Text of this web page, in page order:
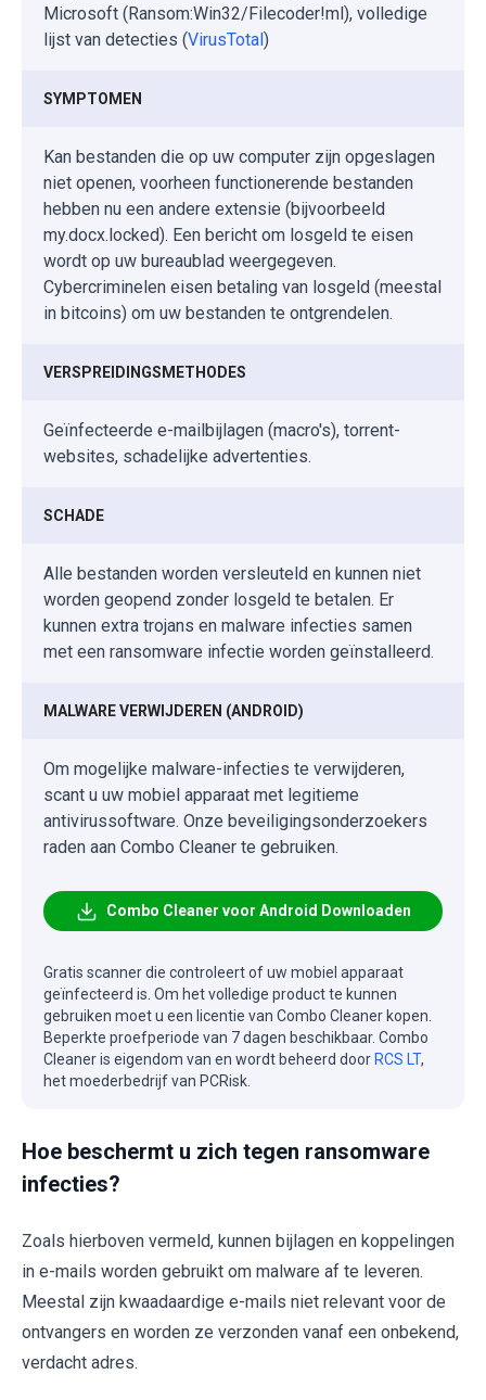
Microsoft (Ransom:Win32/Filecoder!ml), volledige
lijst van detecties (VirusTotal )
SYMPTOMEN
Kan bestanden die op uw computer zijn opgeslagen
niet openen, voorheen functionerende bestanden
hebben nu een andere extensie (bijvoorbeeld
my.docx.locked). Een bericht om losgeld te eisen
wordt op uw bureaublad weergegeven.
Cybercriminelen eisen betaling van losgeld (meestal
in bitcoins) om uw bestanden te ontgrendelen.
VERSPREIDINGSMETHODES
Geïnfecteerde e-mailbijlagen (macro's), torrent-
websites, schadelijke advertenties.
SCHADE
Alle bestanden worden versleuteld en kunnen niet
worden geopend zonder losgeld te betalen. Er
kunnen extra trojans en malware infecties samen
met een ransomware infectie worden geïnstalleerd.
MALWARE VERWIJDEREN (ANDROID)
Om mogelijke malware-infecties te verwijderen,
scant u uw mobiel apparaat met legitieme
antivirussoftware. Onze beveiligingsonderzoekers
raden aan Combo Cleaner te gebruiken.
Combo Cleaner voor Android Downloaden
Gratis scanner die controleert of uw mobiel apparaat
geïnfecteerd is. Om het volledige product te kunnen
gebruiken moet u een licentie van Combo Cleaner kopen.
Beperkte proefperiode van 7 dagen beschikbaar. Combo
Cleaner is eigendom van en wordt beheerd door RCS LT,
het moederbedrijf van PCRisk.
Hoe beschermt u zich tegen ransomware
infecties?
Zoals hierboven vermeld, kunnen bijlagen en koppelingen
in e-mails worden gebruikt om malware af te leveren.
Meestal zijn kwaadaardige e-mails niet relevant voor de
ontvangers en worden ze verzonden vanaf een onbekend,
verdacht adres.